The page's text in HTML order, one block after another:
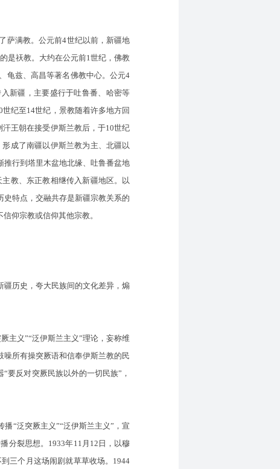
满教。公元前4世纪以前，新疆地
是祆教。大约在公元前1世纪，佛教
龟兹、高昌等著名佛教中心。公元4
新疆，主要盛行于吐鲁番、哈密等
纪至14世纪，景教随着许多地方回
王朝在接受伊斯兰教后，于10世纪
成了南疆以伊斯兰教为主、北疆以
行到塔里木盆地北缘、吐鲁番盆地
教、东正教相继传入新疆地区。以
特点，交融共存是新疆宗教关系的
仰宗教或信仰其他宗教。
历史，夸大民族间的文化差异，煽
义”“泛伊斯兰主义”理论，妄称维
所有操突厥语和信奉伊斯兰教的民
要反对突厥民族以外的一切民族”，
“泛突厥主义”“泛伊斯兰主义”，宣
分裂思想。1933年11月12日，以穆
三个月这场闹剧就草草收场。1944